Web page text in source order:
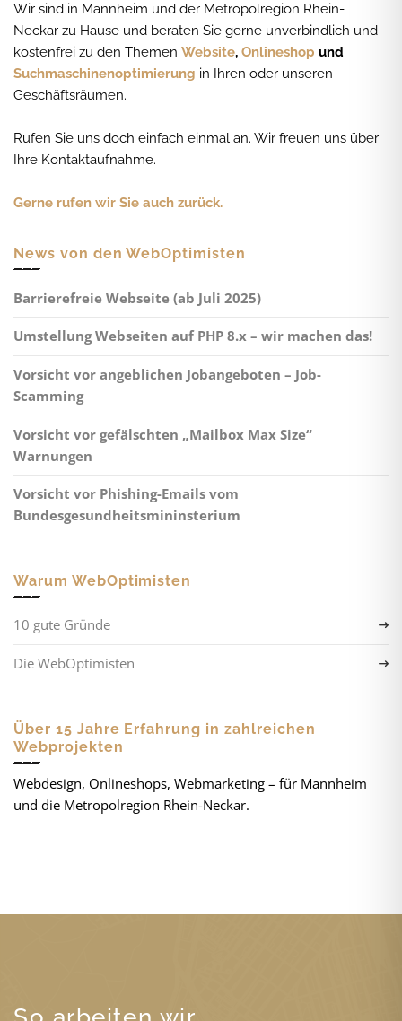
Wir sind in Mannheim und der Metropolregion Rhein-
Neckar zu Hause und beraten Sie gerne unverbindlich und
kostenfrei zu den Themen Website, Onlineshop und
Suchmaschinenoptimierung in Ihren oder unseren
Geschäftsräumen.
Rufen Sie uns doch einfach einmal an. Wir freuen uns über
Ihre Kontaktaufnahme.
Gerne rufen wir Sie auch zurück.
News von den WebOptimisten
Barrierefreie Webseite (ab Juli 2025)
Umstellung Webseiten auf PHP 8.x – wir machen das!
Vorsicht vor angeblichen Jobangeboten – Job-
Scamming
Vorsicht vor gefälschten „Mailbox Max Size“
Warnungen
Vorsicht vor Phishing-Emails vom
Bundesgesundheitsmininsterium
Warum WebOptimisten
10 gute Gründe
Die WebOptimisten
Über 15 Jahre Erfahrung in zahlreichen
Webprojekten
Webdesign, Onlineshops, Webmarketing – für Mannheim
und die Metropolregion Rhein-Neckar.